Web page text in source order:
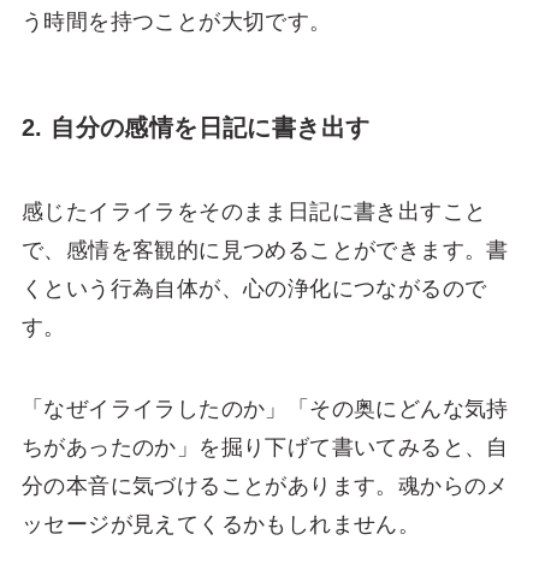
う時間を持つことが大切です。
2. 自分の感情を日記に書き出す
感じたイライラをそのまま日記に書き出すこと
で、感情を客観的に見つめることができます。書
くという行為自体が、心の浄化につながるので
す。
「なぜイライラしたのか」「その奥にどんな気持
ちがあったのか」を掘り下げて書いてみると、自
分の本音に気づけることがあります。魂からのメ
ッセージが見えてくるかもしれません。